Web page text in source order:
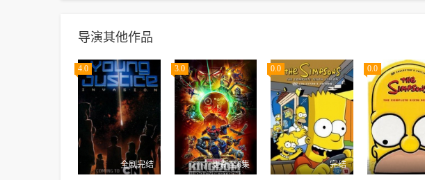
导演其他作品
4.0
全剧完结
3.0
更新至6集
0.0
完结
0.0